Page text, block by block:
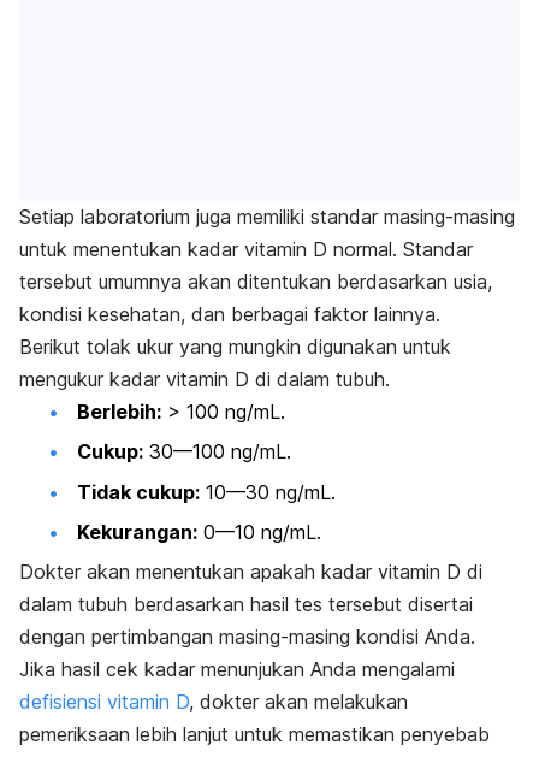
Setiap laboratorium juga memiliki standar masing-masing
untuk menentukan kadar vitamin D normal. Standar
tersebut umumnya akan ditentukan berdasarkan usia,
kondisi kesehatan, dan berbagai faktor lainnya.
Berikut tolak ukur yang mungkin digunakan untuk
mengukur kadar vitamin D di dalam tubuh.
Berlebih: > 100 ng/mL.
Cukup: 30—100 ng/mL.
Tidak cukup: 10—30 ng/mL.
Kekurangan: 0—10 ng/mL.
Dokter akan menentukan apakah kadar vitamin D di
dalam tubuh berdasarkan hasil tes tersebut disertai
dengan pertimbangan masing-masing kondisi Anda.
Jika hasil cek kadar menunjukan Anda mengalami
defisiensi vitamin D, dokter akan melakukan
pemeriksaan lebih lanjut untuk memastikan penyebab